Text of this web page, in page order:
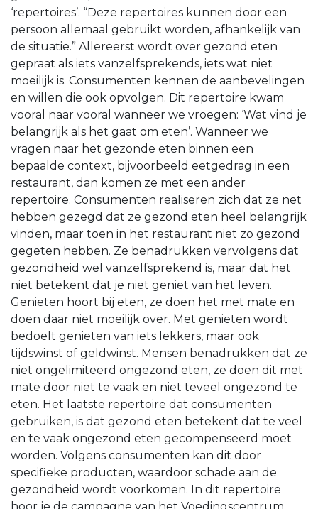
‘repertoires’. “Deze repertoires kunnen door een
persoon allemaal gebruikt worden, afhankelijk van
de situatie.” Allereerst wordt over gezond eten
gepraat als iets vanzelfsprekends, iets wat niet
moeilijk is. Consumenten kennen de aanbevelingen
en willen die ook opvolgen. Dit repertoire kwam
vooral naar vooral wanneer we vroegen: ‘Wat vind je
belangrijk als het gaat om eten’. Wanneer we
vragen naar het gezonde eten binnen een
bepaalde context, bijvoorbeeld eetgedrag in een
restaurant, dan komen ze met een ander
repertoire. Consumenten realiseren zich dat ze net
hebben gezegd dat ze gezond eten heel belangrijk
vinden, maar toen in het restaurant niet zo gezond
gegeten hebben. Ze benadrukken vervolgens dat
gezondheid wel vanzelfsprekend is, maar dat het
niet betekent dat je niet geniet van het leven.
Genieten hoort bij eten, ze doen het met mate en
doen daar niet moeilijk over. Met genieten wordt
bedoelt genieten van iets lekkers, maar ook
tijdswinst of geldwinst. Mensen benadrukken dat ze
niet ongelimiteerd ongezond eten, ze doen dit met
mate door niet te vaak en niet teveel ongezond te
eten. Het laatste repertoire dat consumenten
gebruiken, is dat gezond eten betekent dat te veel
en te vaak ongezond eten gecompenseerd moet
worden. Volgens consumenten kan dit door
specifieke producten, waardoor schade aan de
gezondheid wordt voorkomen. In dit repertoire
hoor je de campagne van het Voedingscentrum